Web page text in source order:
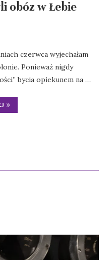
obóz w Łebie
czerwca wyjechałam
Ponieważ nigdy
bycia opiekunem na …